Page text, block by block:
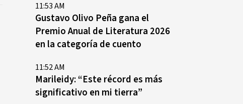
11:53 AM
Gustavo Olivo Peña gana el
Premio Anual de Literatura 2026
en la categoría de cuento
11:52 AM
Marileidy: “Este récord es más
significativo en mi tierra”